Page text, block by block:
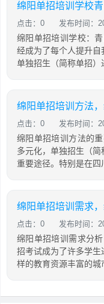
绵阳单招培训学校
点击：0 发布时间：
绵阳单招培训学校：
经成为了每个人提升
单独招生（简称单招）
绵阳单招培训方法
点击：0 发布时间：
绵阳单招培训方法的
多元化，单独招生（
重要途径。特别是在四
绵阳单招培训需求
点击：0 发布时间：
绵阳单招培训需求分
招考试成为了许多学
样的教育资源丰富的城